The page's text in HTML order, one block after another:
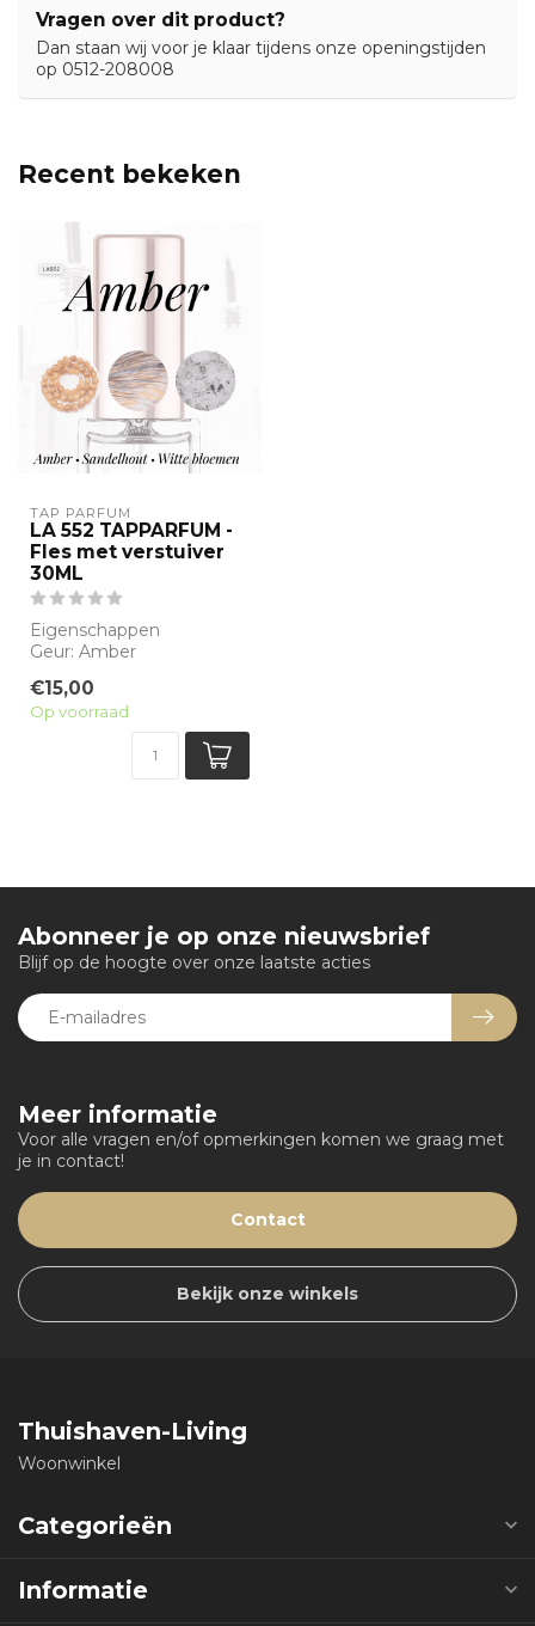
Vragen over dit product?
Dan staan wij voor je klaar tijdens onze openingstijden
op 0512-208008
Recent bekeken
TAP PARFUM
LA 552 TAPPARFUM -
Fles met verstuiver
30ML
Eigenschappen
Geur: Amber
Amber, Sandelhout, Witte
bloeme...
€15,00
Op voorraad
Meer informatie
Voor alle vragen en/of opmerkingen komen we graag met
je in contact!
Contact
Bekijk onze winkels
Abonneer je op onze nieuwsbrief
Blijf op de hoogte over onze laatste acties
Thuishaven-Living
Woonwinkel
Categorieën
Informatie